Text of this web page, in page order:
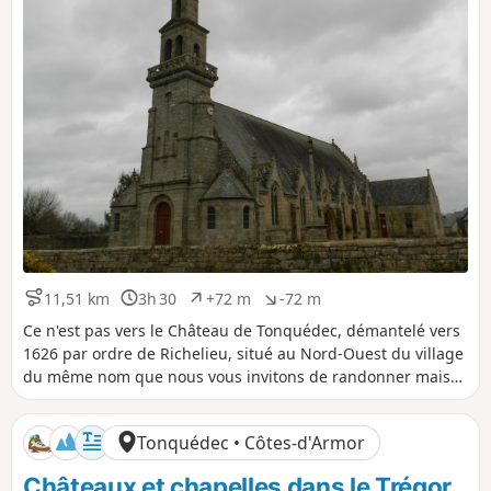
f
11,51 km
D
i
s
t
a
n
c
e
3h 30
D
u
r
é
e
+72 m
D
é
n
i
v
e
l
é
p
o
-72 m
D
é
n
i
v
e
l
é
n
é
Ce n'est pas vers le Château de Tonquédec, démantelé vers
1626 par ordre de Richelieu, situé au Nord-Ouest du village
du même nom que nous vous invitons de randonner mais
plutôt au Sud-Est de ce village. Nous y retrouverons le
Guindy, rivière chère aux Trégorrois, mais également des
chemins creux verdoyants dans une campagne luxuriante.
Tonquédec • Côtes-d'Armor